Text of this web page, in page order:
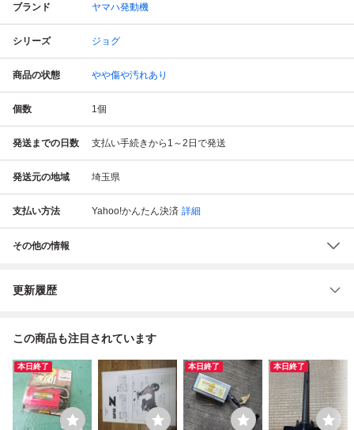
ブランド ヤマハ発動機
シリーズ ジョグ
商品の状態 やや傷や汚れあり
個数 1個
発送までの日数 支払い手続きから1～2日で発送
発送元の地域 埼玉県
支払い方法 Yahoo!かんたん決済 詳細
その他の情報
更新履歴
この商品も注目されています
本日終了 本日終了 本日終了